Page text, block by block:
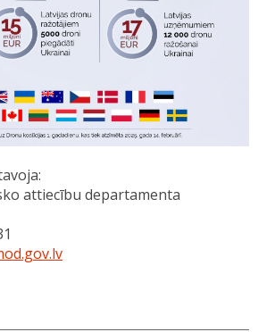
attiecību departamenta